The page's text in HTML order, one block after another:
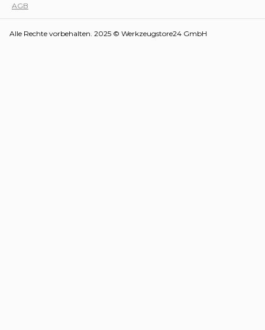
AGB
Alle Rechte vorbehalten. 2025 © Werkzeugstore24 GmbH